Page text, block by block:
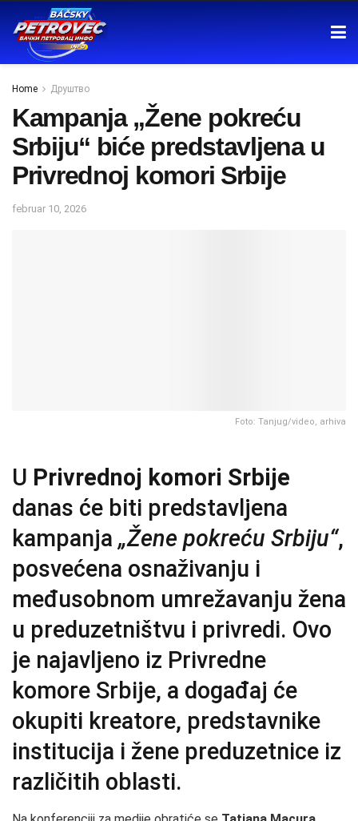
Home Друштво
Kampanja „Žene pokreću
Srbiju“ biće predstavljena u
Privrednoj komori Srbije
februar 10, 2026
Foto: Tanjug/video, arhiva
U Privrednoj komori Srbije
danas će biti predstavljena
kampanja „Žene pokreću Srbiju“,
posvećena osnaživanju i
međusobnom umrežavanju žena
u preduzetništvu i privredi. Ovo
je najavljeno iz Privredne
komore Srbije, a događaj će
okupiti kreatore, predstavnike
institucija i žene preduzetnice iz
različitih oblasti.